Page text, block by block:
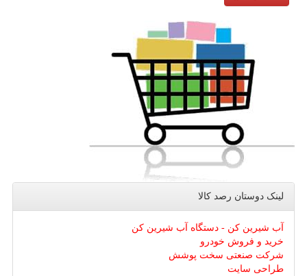
لینک دوستان رصد كالا
آب شیرین کن - دستگاه آب شیرین کن
خرید و فروش خودرو
شرکت صنعتی سخت پوشش
طراحی سایت